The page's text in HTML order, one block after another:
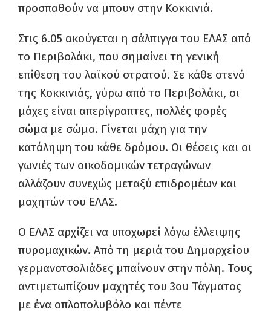
προσπαθούν να μπουν στην Κοκκινιά.
Στις 6.05 ακούγεται η σάλπιγγα του ΕΛΑΣ από
το Περιβολάκι, που σημαίνει τη γενική
επίθεση του λαϊκού στρατού. Σε κάθε στενό
της Κοκκινιάς, γύρω από το Περιβολάκι, οι
μάχες είναι απερίγραπτες, πολλές φορές
σώμα με σώμα. Γίνεται μάχη για την
κατάληψη του κάθε δρόμου. Οι θέσεις και οι
γωνιές των οικοδομικών τετραγώνων
αλλάζουν συνεχώς μεταξύ επιδρομέων και
μαχητών του ΕΛΑΣ.
Ο ΕΛΑΣ αρχίζει να υποχωρεί λόγω έλλειψης
πυρομαχικών. Από τη μεριά του Δημαρχείου
γερμανοτσολιάδες μπαίνουν στην πόλη. Τους
αντιμετωπίζουν μαχητές του 3ου Τάγματος
με ένα οπλοπολυβόλο και πέντε